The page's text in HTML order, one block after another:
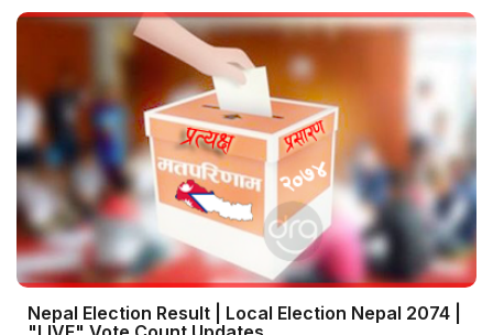
Nepal Election Result | Local Election Nepal 2074 |